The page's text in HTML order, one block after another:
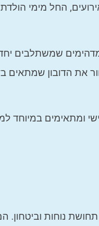
החל מימי
מדהימים שמשתלבים
את הדובון שמתאים
ומתאימים במיוחד
נוחות וביטחון.